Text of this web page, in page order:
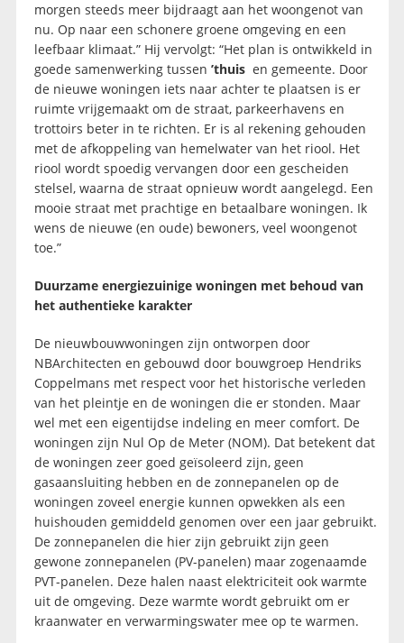
morgen steeds meer bijdraagt aan het woongenot van
nu. Op naar een schonere groene omgeving en een
leefbaar klimaat.” Hij vervolgt: “Het plan is ontwikkeld in
goede samenwerking tussen ’thuisen gemeente. Door
de nieuwe woningen iets naar achter te plaatsen is er
ruimte vrijgemaakt om de straat, parkeerhavens en
trottoirs beter in te richten. Er is al rekening gehouden
met de afkoppeling van hemelwater van het riool. Het
riool wordt spoedig vervangen door een gescheiden
stelsel, waarna de straat opnieuw wordt aangelegd. Een
mooie straat met prachtige en betaalbare woningen. Ik
wens de nieuwe (en oude) bewoners, veel woongenot
toe.”
Duurzame energiezuinige woningen met behoud van
het authentieke karakter
De nieuwbouwwoningen zijn ontworpen door
NBArchitecten en gebouwd door bouwgroep Hendriks
Coppelmans met respect voor het historische verleden
van het pleintje en de woningen die er stonden. Maar
wel met een eigentijdse indeling en meer comfort. De
woningen zijn Nul Op de Meter (NOM). Dat betekent dat
de woningen zeer goed geïsoleerd zijn, geen
gasaansluiting hebben en de zonnepanelen op de
woningen zoveel energie kunnen opwekken als een
huishouden gemiddeld genomen over een jaar gebruikt.
De zonnepanelen die hier zijn gebruikt zijn geen
gewone zonnepanelen (PV-panelen) maar zogenaamde
PVT-panelen. Deze halen naast elektriciteit ook warmte
uit de omgeving. Deze warmte wordt gebruikt om er
kraanwater en verwarmingswater mee op te warmen.